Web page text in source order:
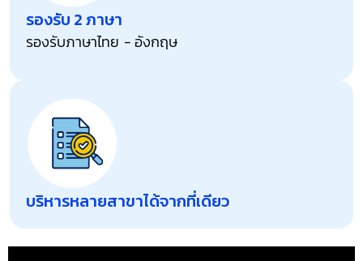
รองรับ 2 ภาษา
รองรับภาษาไทย - อังกฤษ
บริหารหลายสาขาได้จากที่เดียว